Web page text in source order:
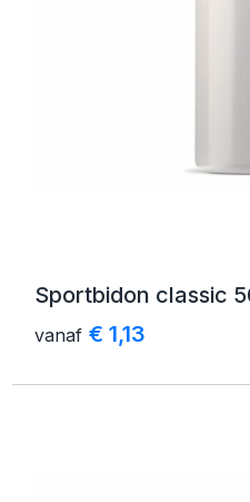
Sportbidon classic
vanaf € 1,13